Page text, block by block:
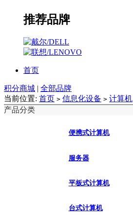
推荐品牌
首页
积分商城 | 全部品牌
当前位置: 首页 > 信息化设备 > 计算机
产品分类
便携式计算机
服务器
平板式计算机
台式计算机